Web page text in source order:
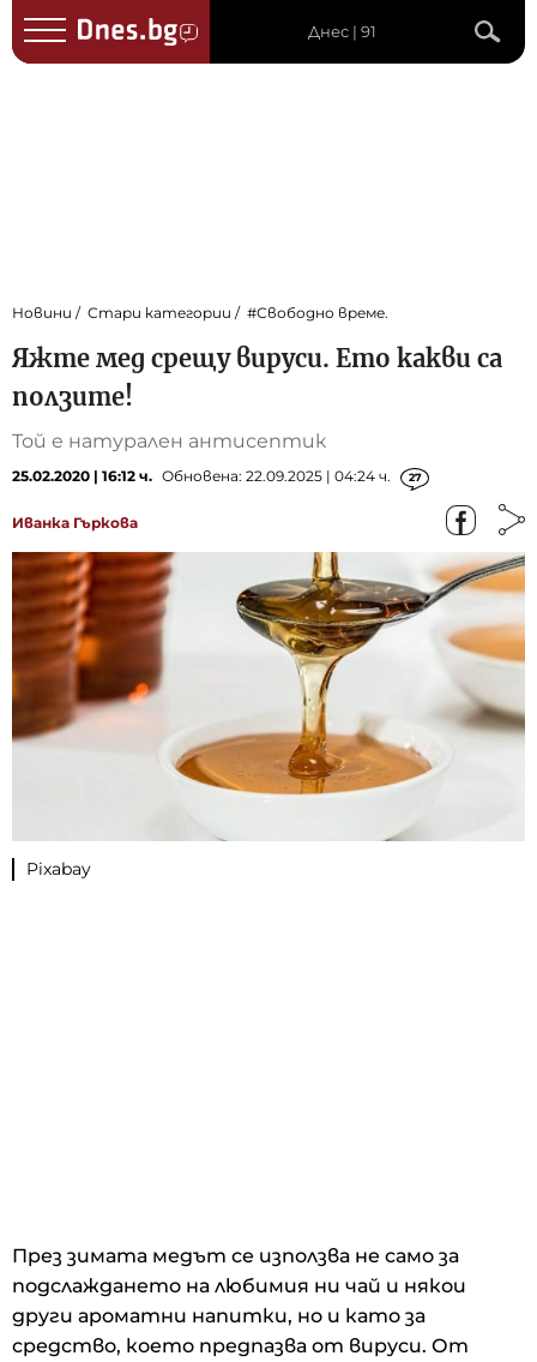
Днес | 91
Новини Стари категории #Свободно време.
Яжте мед срещу вируси. Ето какви са
ползите!
Той е натурален антисептик
25.02.2020 | 16:12 ч. Обновена: 22.09.2025 | 04:24 ч. 27
Иванка Гъркова
Pixabay
През зимата медът се използва не само за
подслаждането на любимия ни чай и някои
други ароматни напитки, но и като за
средство, което предпазва от вируси. От